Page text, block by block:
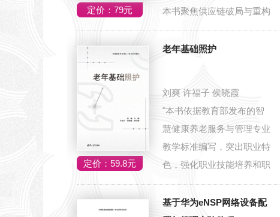
定价：79元
本书聚焦供应链破局与重构
这一核心命...
定价：59.8元
老年基础照护
刘爽 许福子 侯晓霞
"本书依据教育部发布的智
慧健康养老服务与管理专业
教学标准编写，突出职业特
色，强化职业技能培养和职
业素养培育...
基于华为eNSP网络设备配